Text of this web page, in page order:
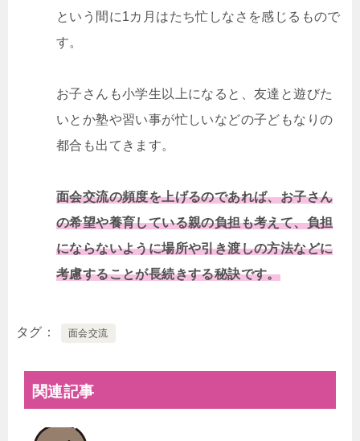
という間に1カ月はたち忙しなさを感じるもので
す。
お子さんも小学生以上になると、友達と遊びた
いとか塾や習い事が忙しいなどの子どもなりの
都合も出てきます。
面会交流の頻度を上げるのであれば、お子さん
の希望や養育している親の負担も考えて、負担
にならないように場所や引き渡しの方法などに
考慮することが長続きする秘訣です。
タグ 面会交流
関連記事